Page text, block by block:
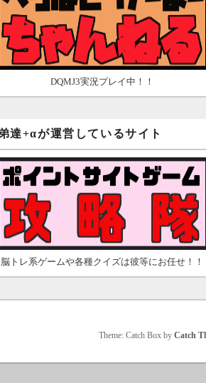
ネット収入攻略ナビ
ポイントサイトは安全？危険？お小遣い稼ぎサイト
の使い方ガイド
DQMJ3実況プレイ中！！
達+αが運営しているサイト
脳トレ系ゲームや各種クイズは彼等にお任せ！！
Theme: Catch Box by Catch